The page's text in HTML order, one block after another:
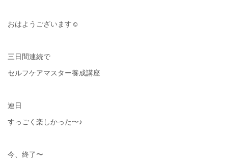
おはようございます☺︎
三日間連続で
セルフケアマスター養成講座
連日
すっごく楽しかった〜♪
今、終了〜